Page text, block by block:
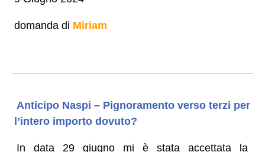
domanda di Miriam
Anticipo Naspi – Pignoramento verso terzi per
l’intero importo dovuto?
In data 29 giugno mi è stata accettata la